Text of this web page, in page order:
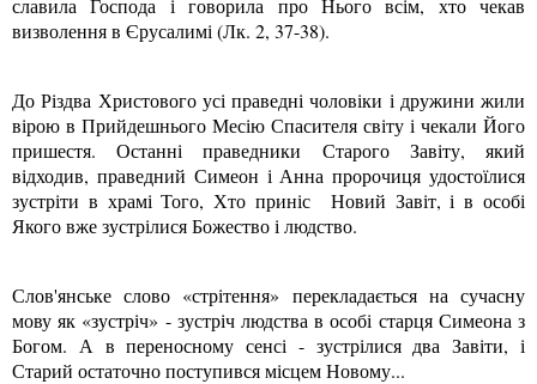
славила Господа і говорила про Нього всім, хто чекав
визволення в Єрусалимі (Лк. 2, 37-38).
До Різдва Христового усі праведні чоловіки і дружини жили
вірою в Прийдешнього Месію Спасителя світу і чекали Його
пришестя. Останні праведники Старого Завіту, який
відходив, праведний Симеон і Анна пророчиця удостоїлися
зустріти в храмі Того, Хто приніс Новий Завіт, і в особі
Якого вже зустрілися Божество і людство.
Слов'янське слово «стрітення» перекладається на сучасну
мову як «зустріч» - зустріч людства в особі старця Симеона з
Богом. А в переносному сенсі - зустрілися два Завіти, і
Старий остаточно поступився місцем Новому...